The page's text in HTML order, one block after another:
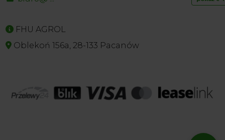
FHU AGROL
Oblekoń 156a, 28-133 Pacanów